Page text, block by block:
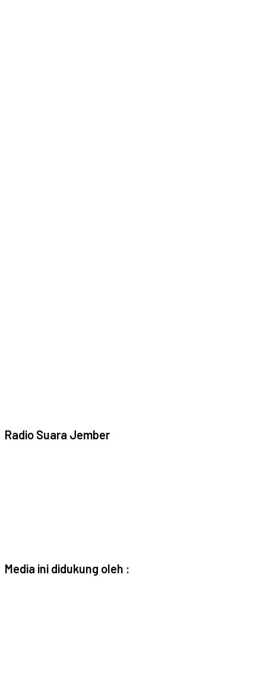
Radio Suara Jember
Media ini didukung oleh :